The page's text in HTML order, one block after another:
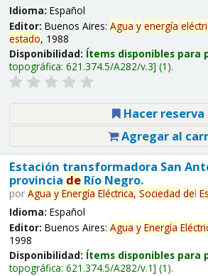
Idioma: Español
Editor: Buenos Aires: Agua y energía
estado, 1988
Disponibilidad: Ítems disponibles para
topográfica: 621.374.5/A282/v.3 (1).
Hacer reserva
Agregar al
Estación transformadora San
provincia deRío Negro.
por Agua y Energía Eléctrica, Sociedad del
Idioma: Español
Editor: Buenos Aires: Agua y Energía
1998
Disponibilidad: Ítems disponibles para
topográfica: 621.374.5/A282/v.1 (1).